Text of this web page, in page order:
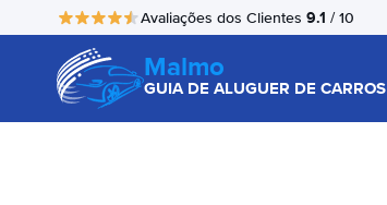
Avaliações dos Clientes 9.1 / 10
Malmo
GUIA DE ALUGUER DE CARROS